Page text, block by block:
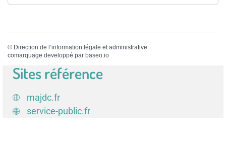
© Direction de l’information légale et administrative
comarquage developpé par baseo.io
Sites référence
majdc.fr
service-public.fr